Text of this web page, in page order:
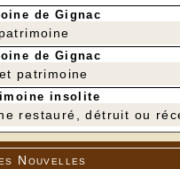
de Gignac
de Gignac
patrimoine
insolite
restauré, détruit ou
Nouvelles